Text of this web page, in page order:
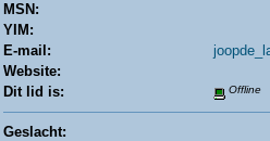
MSN:
YIM:
E-mail:
Website:
Dit lid is:
Offline
Geslacht: